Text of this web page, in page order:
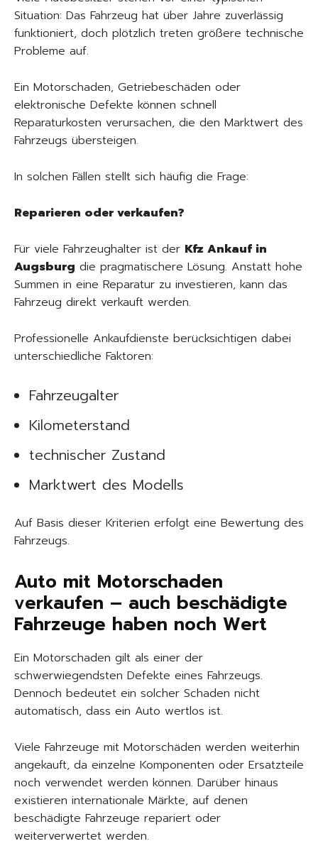
Situation: Das Fahrzeug hat über Jahre zuverlässig
funktioniert, doch plötzlich treten größere technische
Probleme auf.
Ein Motorschaden, Getriebeschäden oder
elektronische Defekte können schnell
Reparaturkosten verursachen, die den Marktwert des
Fahrzeugs übersteigen.
In solchen Fällen stellt sich häufig die Frage:
Reparieren oder verkaufen?
Für viele Fahrzeughalter ist der Kfz Ankauf in
Augsburg die pragmatischere Lösung. Anstatt hohe
Summen in eine Reparatur zu investieren, kann das
Fahrzeug direkt verkauft werden.
Professionelle Ankaufdienste berücksichtigen dabei
unterschiedliche Faktoren:
Fahrzeugalter
Kilometerstand
technischer Zustand
Marktwert des Modells
Auf Basis dieser Kriterien erfolgt eine Bewertung des
Fahrzeugs.
Auto mit Motorschaden
verkaufen – auch beschädigte
Fahrzeuge haben noch Wert
Ein Motorschaden gilt als einer der
schwerwiegendsten Defekte eines Fahrzeugs.
Dennoch bedeutet ein solcher Schaden nicht
automatisch, dass ein Auto wertlos ist.
Viele Fahrzeuge mit Motorschäden werden weiterhin
angekauft, da einzelne Komponenten oder Ersatzteile
noch verwendet werden können. Darüber hinaus
existieren internationale Märkte, auf denen
beschädigte Fahrzeuge repariert oder
weiterverwertet werden.